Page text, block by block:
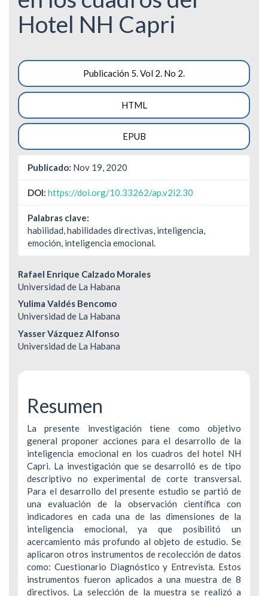
Hotel NH Capri
Barra
lateral
del
artículo
Publicación 5. Vol 2. No 2.
HTML
EPUB
Publicado: Nov 19, 2020
DOI: https://doi.org/10.33262/ap.v2i2.30
Palabras clave:
habilidad, habilidades directivas, inteligencia,
emoción, inteligencia emocional.
Contenido
principal
del
artículo
Rafael Enrique Calzado Morales
Universidad de La Habana
Yulima Valdés Bencomo
Universidad de La Habana
Yasser Vázquez Alfonso
Universidad de La Habana
Resumen
La presente investigación tiene como objetivo
general proponer acciones para el desarrollo de la
inteligencia emocional en los cuadros del hotel NH
Capri. La investigación que se desarrolló es de tipo
descriptivo no experimental de corte transversal.
Para el desarrollo del presente estudio se partió de
una evaluación de la observación científica con
indicadores en cada una de las dimensiones de la
inteligencia emocional, ya que posibilitó un
acercamiento más profundo al objeto de estudio. Se
aplicaron otros instrumentos de recolección de datos
como: Cuestionario Diagnóstico y Entrevista. Estos
instrumentos fueron aplicados a una muestra de 8
directivos. La selección de la muestra se realizó a